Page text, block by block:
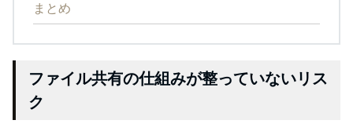
まとめ
ファイル共有の仕組みが整っていないリス
ク